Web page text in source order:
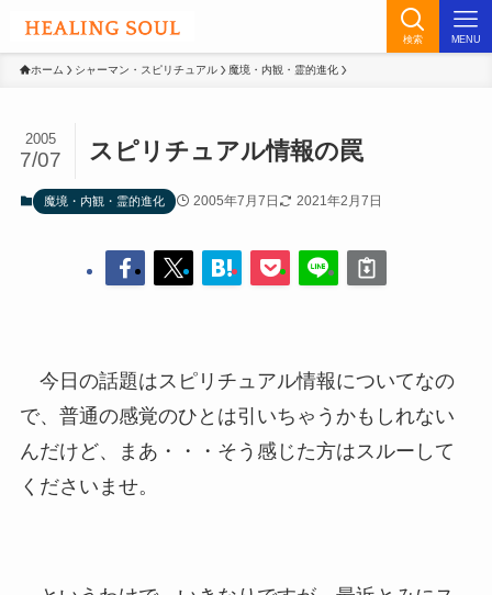
検索 MENU
ホーム シャーマン・スピリチュアル 魔境・内観・霊的進化
スピリチュアル情報の罠
2005
7/07
魔境・内観・霊的進化 2005年7月7日 2021年2月7日
今日の話題はスピリチュアル情報についてなの
で、普通の感覚のひとは引いちゃうかもしれない
んだけど、まあ・・・そう感じた方はスルーして
くださいませ。